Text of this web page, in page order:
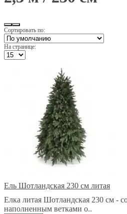
Сортировать по:
На странице:
Ель Шотландская 230 см литая
Елка литая Шотландская 230 см -
наполненным ветками о..